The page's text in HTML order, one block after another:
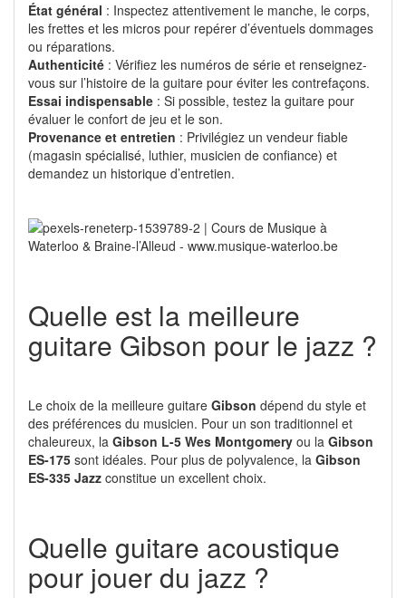
État général : Inspectez attentivement le manche, le corps,
les frettes et les micros pour repérer d’éventuels dommages
ou réparations.
Authenticité : Vérifiez les numéros de série et renseignez-
vous sur l’histoire de la guitare pour éviter les contrefaçons.
Essai indispensable : Si possible, testez la guitare pour
évaluer le confort de jeu et le son.
Provenance et entretien : Privilégiez un vendeur fiable
(magasin spécialisé, luthier, musicien de confiance) et
demandez un historique d’entretien.
Quelle est la meilleure
guitare Gibson pour le jazz ?
Le choix de la meilleure guitare Gibson dépend du style et
des préférences du musicien. Pour un son traditionnel et
chaleureux, la Gibson L-5 Wes Montgomery ou la Gibson
ES-175 sont idéales. Pour plus de polyvalence, la Gibson
ES-335 Jazz constitue un excellent choix.
Quelle guitare acoustique
pour jouer du jazz ?